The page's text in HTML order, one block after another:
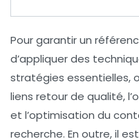
Pour garantir un
d’appliquer des
stratégies essentielles,
liens retourde qualité, l’
et l’optimisation du
recherche. En outre, il